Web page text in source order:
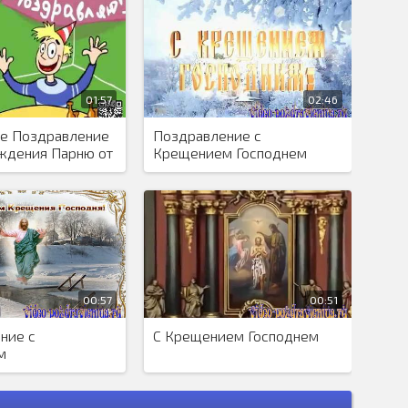
01:57
Поздравление
Парню от
02:46
Поздравление с
Крещением Господнем
00:57
с
00:51
С Крещением Господнем